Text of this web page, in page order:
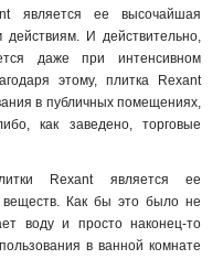
является ее высочайшая
действиям. И действительно,
даже при интенсивном
этому, плитка Rexant
в публичных помещениях,
как заведено, торговые
Rexant является ее
веществ. Как бы это было не
воду и просто наконец-то
в ванной комнате